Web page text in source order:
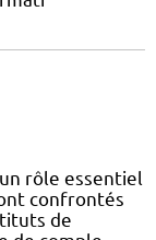
rôle essentiel
confrontés
de